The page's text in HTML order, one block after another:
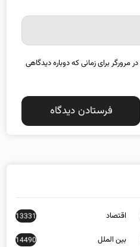
مرورگر برای زمانی که دوباره دیدگاهی
اقتصاد 13331
بین الملل 14490